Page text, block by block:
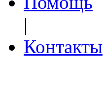
|
Контакты